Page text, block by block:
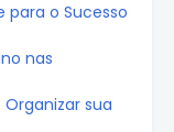
para o Sucesso
nas
sua